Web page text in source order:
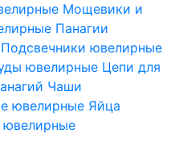
Мощевики и
Панагии
Подсвечники ювелирные
ювелирные Цепи для
Чаши
ювелирные Яйца
ювелирные